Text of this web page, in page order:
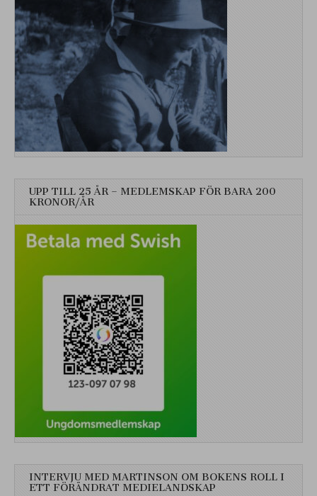
UPP TILL 25 ÅR – MEDLEMSKAP FÖR BARA 200
KRONOR/ÅR
INTERVJU MED MARTINSON OM BOKENS ROLL I
ETT FÖRÄNDRAT MEDIELANDSKAP